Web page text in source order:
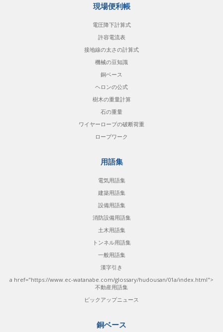
現場便利帳
電圧降下計算式
許容電流表
接地線の太さの計算式
機械の豆知識
銅ベース
ヘロンの公式
樹木の重量計算
石の重量
ワイヤーロープの破断荷重
ロープワーク
用語集
電気用語集
建築用語集
設備用語集
消防設備用語集
土木用語集
トンネル用語集
一般用語集
漢字引き
a href="https://www.ec-watanabe.com/glossary/hudousan/01a/index.html">
不動産用語集
ピックアップニュース
銅ベース